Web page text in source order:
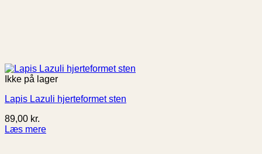
Ikke på lager
Lapis Lazuli hjerteformet sten
89,00 kr.
Læs mere